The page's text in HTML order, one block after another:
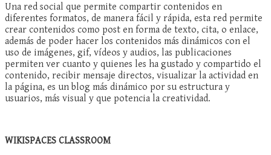
Una red social que permite compartir contenidos en
diferentes formatos, de manera fácil y rápida, esta red permite
crear contenidos como post en forma de texto, cita, o enlace,
además de poder hacer los contenidos más dinámicos con el
uso de imágenes, gif, vídeos y audios, las publicaciones
permiten ver cuanto y quienes les ha gustado y compartido el
contenido, recibir mensaje directos, visualizar la actividad en
la página, es un blog más dinámico por su estructura y
usuarios, más visual y que potencia la creatividad.
WIKISPACES CLASSROOM